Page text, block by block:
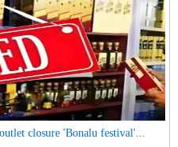
closure 'Bonalu festival'...